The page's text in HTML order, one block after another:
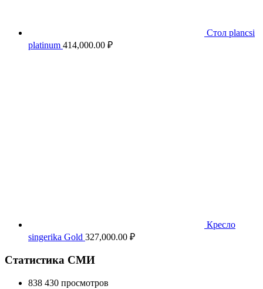
Стол plancsi
platinum 414,000.00 ₽
Кресло
singerika Gold 327,000.00 ₽
Статистика СМИ
838 430 просмотров